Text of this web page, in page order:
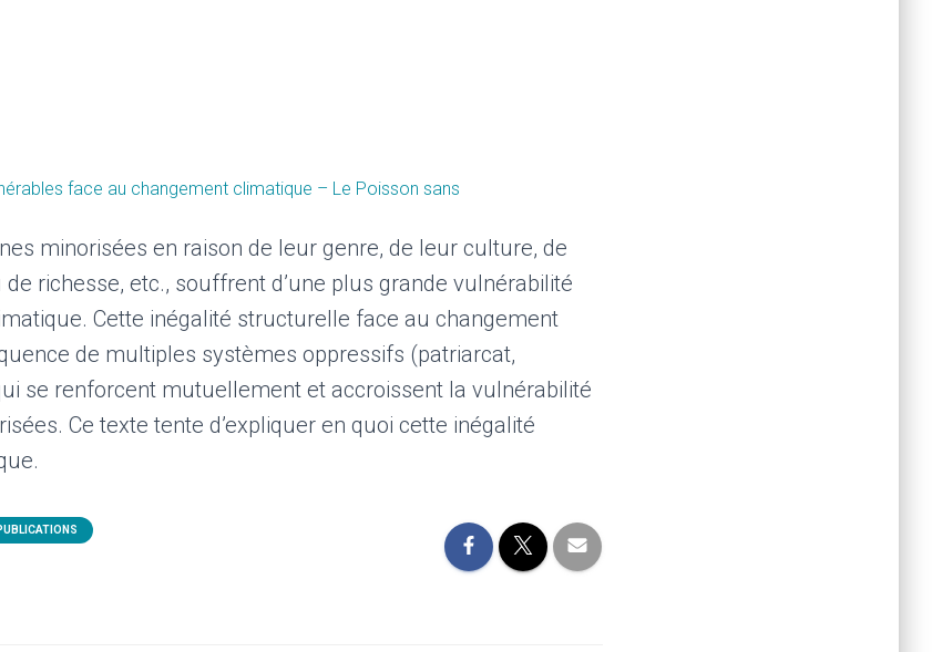
face au changement climatique – Le Poisson sans
minorisées en raison de leur genre, de leur culture, de
richesse, etc., souffrent d’une plus grande vulnérabilité
Cette inégalité structurelle face au changement
de multiples systèmes oppressifs (patriarcat,
se renforcent mutuellement et accroissent la vulnérabilité
Ce texte tente d’expliquer en quoi cette inégalité